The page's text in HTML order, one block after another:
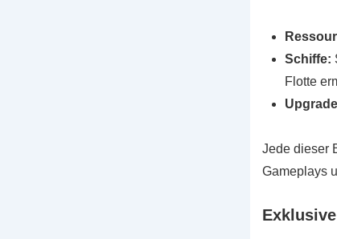
Schiffe:
Flotte
Jede dieser
Gameplays